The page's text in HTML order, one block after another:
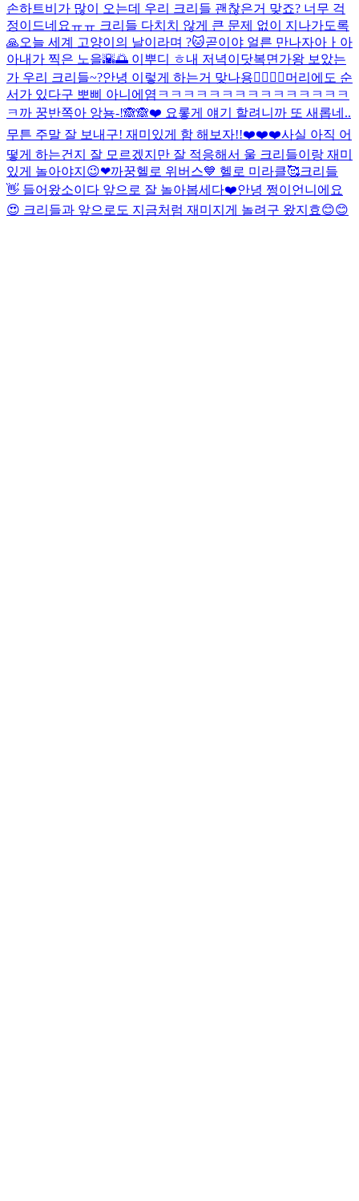
손하트비가 많이 오는데 우리 크리들 괜찮은거 맞죠? 너무 걱
정이드네요ㅠㅠ 크리들 다치치 않게 큰 문제 없이 지나가도록
🙏오늘 세계 고양이의 날이라며 ?🐱곧이야 얼른 만나자아ㅏ아
아내가 찍은 노을🌇🌅 이뿌디 ㅎ내 저녁이닷복면가왕 보았는
가 우리 크리들~?안녕 이렇게 하는거 맞나용👉🏻👈🏻머리에도 순
서가 있다구 뽀삐 아니에염 ㅋㅋㅋㅋㅋㅋㅋㅋㅋㅋㅋㅋㅋㅋㅋ
ㅋ 까 꿍반쪽아 앙뇽-!🙈🙈❤️ 요롷게 얘기 할려니까 또 새롭네..
무튼 주말 잘 보내구! 재미있게 함 해보자!!❤️❤️❤️사실 아직 어
떻게 하는건지 잘 모르겠지만 잘 적응해서 울 크리들이랑 재미
있게 놀아야지😉❤까꿍헬로 위버스💙 헬로 미라클🥰크리들
👋 들어왔소이다 앞으로 잘 놀아봅세다❤️안녕 쩡이언니에요
😍 크리들과 앞으로도 지금처럼 재미지게 놀려구 왔지효😊😊